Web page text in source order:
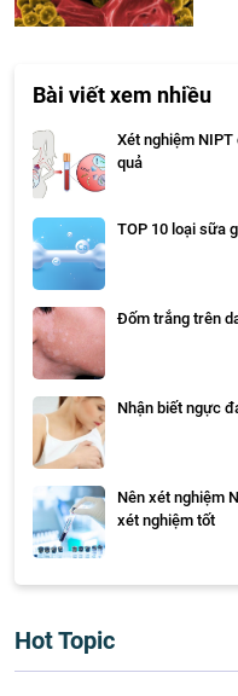
Bài viết xem nhiều
Xét nghiệm
quả
TOP 10 loại sữa
Đốm trắng trên
Nhận biết ngực
Nên xét nghiệm
xét nghiệm tốt
Hot Topic